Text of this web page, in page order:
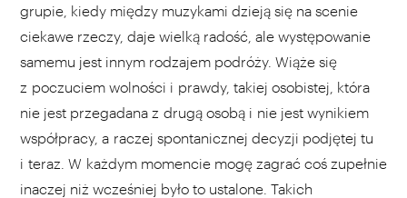
grupie, kiedy między muzykami dzieją się na scenie
ciekawe rzeczy, daje wielką radość, ale występowanie
samemu jest innym rodzajem podróży. Wiąże się
z poczuciem wolności i prawdy, takiej osobistej, która
nie jest przegadana z drugą osobą i nie jest wynikiem
współpracy, a raczej spontanicznej decyzji podjętej tu
i teraz. W każdym momencie mogę zagrać coś zupełnie
inaczej niż wcześniej było to ustalone. Takich